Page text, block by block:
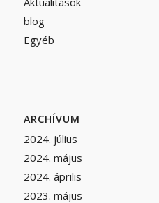
blog
Egyéb
ARCHÍVUM
2024. július
2024. május
2024. április
2023. május